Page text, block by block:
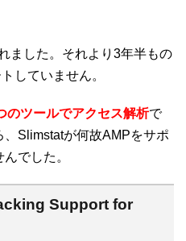
ました。それより3年半もの
していません。
のツールでアクセス解析で
Slimstatが何故AMPをサポ
でした。
Support for